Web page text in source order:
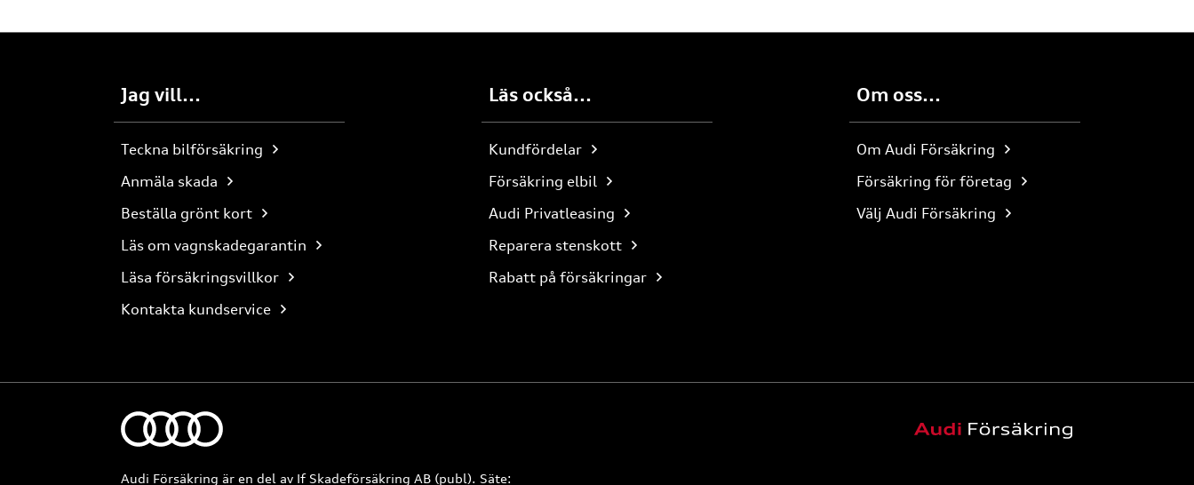
Jag vill...
Teckna bilförsäkring
Anmäla skada
Beställa grönt kort
Läs om vagnskadegarantin
Läsa försäkringsvillkor
Kontakta kundservice
Läs också...
Kundfördelar
Försäkring elbil
Audi Privatleasing
Reparera stenskott
Rabatt på försäkringar
Om oss...
Om Audi Försäkring
Försäkring för företag
Välj Audi Försäkring
Audi Försäkring är en del av If Skadeförsäkring AB (publ). Säte: